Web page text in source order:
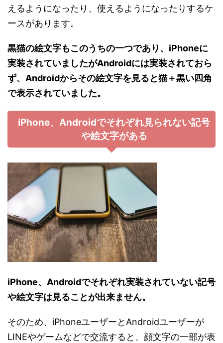
えるようになったり、使えるようになったりするケ
ースがあります。
黒猫の絵文字もこのうちの一つであり、iPhoneに
実装されていましたがAndroidには実装されておら
ず、Androidからその絵文字を見ると猫＋黒い四角
で表示されていました。
iPhone、Androidでそれぞれ見られない記号
や絵文字がある
iPhone、Androidでそれぞれ実装されていない記号
や絵文字は見ることが出来ません。
そのため、iPhoneユーザーとAndroidユーザーが
LINEやゲームなどで交流すると、顔文字の一部が表